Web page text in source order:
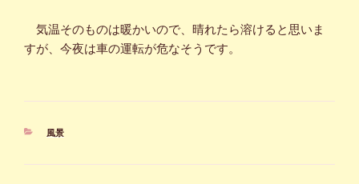
気温そのものは暖かいので、晴れたら溶けると思いま
すが、今夜は車の運転が危なそうです。
カ
風景